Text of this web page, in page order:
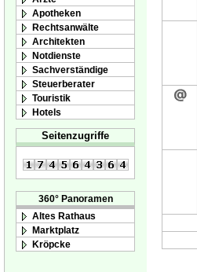
Apotheken
Rechtsanwälte
Architekten
Notdienste
Sachverständige
Steuerberater
Touristik
Hotels
Seitenzugriffe
360° Panoramen
Altes Rathaus
Marktplatz
Kröpcke